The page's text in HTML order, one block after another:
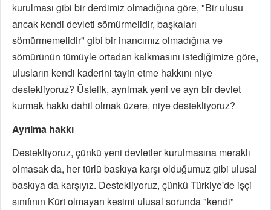
kurulması gibi bir derdimiz olmadığına göre, "Bir ulusu
ancak kendi devleti sömürmelidir, başkaları
sömürmemelidir" gibi bir inancımız olmadığına ve
sömürünün tümüyle ortadan kalkmasını istediğimize göre,
ulusların kendi kaderini tayin etme hakkını niye
destekliyoruz? Üstelik, ayrılmak yeni ve ayrı bir devlet
kurmak hakkı dahil olmak üzere, niye destekliyoruz?
Ayrılma hakkı
Destekliyoruz, çünkü yeni devletler kurulmasına meraklı
olmasak da, her türlü baskıya karşı olduğumuz gibi ulusal
baskıya da karşıyız. Destekliyoruz, çünkü Türkiye'de işçi
sınıfının Kürt olmayan kesimi ulusal sorunda "kendi"